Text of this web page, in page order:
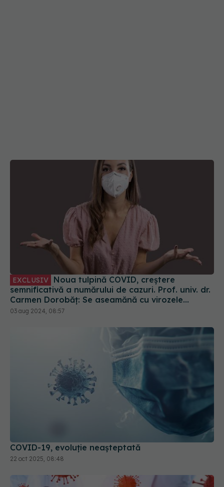
semnificativă a numărului de cazuri. Prof. univ. dr.
Carmen Dorobăț: Se aseamănă cu virozele
respiratorii. Nu necesită tratament simptomatic
03 aug 2024, 08:57
22 oct 2025, 08:48